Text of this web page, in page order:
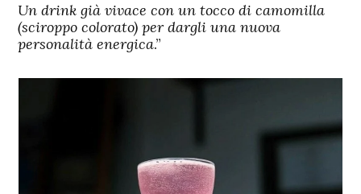
Un drink già vivace con un tocco di camomilla
(sciroppo colorato) per dargli una nuova
personalità energica.”